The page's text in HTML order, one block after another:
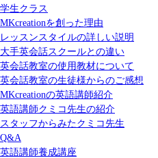
学生クラス
MKcreationを創った理由
レッスンスタイルの詳しい説明
大手英会話スクールとの違い
英会話教室の使用教材について
英会話教室の生徒様からのご感想
MKcreationの英語講師紹介
英語講師クミコ先生の紹介
スタッフからみたクミコ先生
Q&A
英語講師養成講座